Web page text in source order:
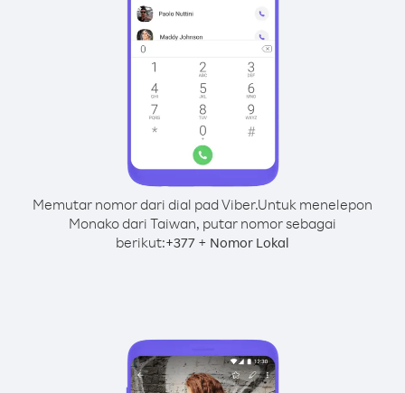
Memutar nomor dari dial pad Viber.Untuk menelepon
Monako dari Taiwan, putar nomor sebagai
berikut:+377 + Nomor Lokal